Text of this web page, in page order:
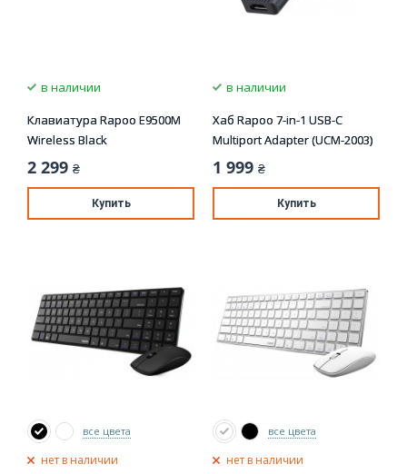
в наличии
Клавиатура Rapoo E9500M
Wireless Black
2 299 ₴
Купить
в наличии
Хаб Rapoo 7-in-1 USB-C
Multiport Adapter (UCM-2003)
1 999 ₴
Купить
все цвета
нет в наличии
все цвета
нет в наличии